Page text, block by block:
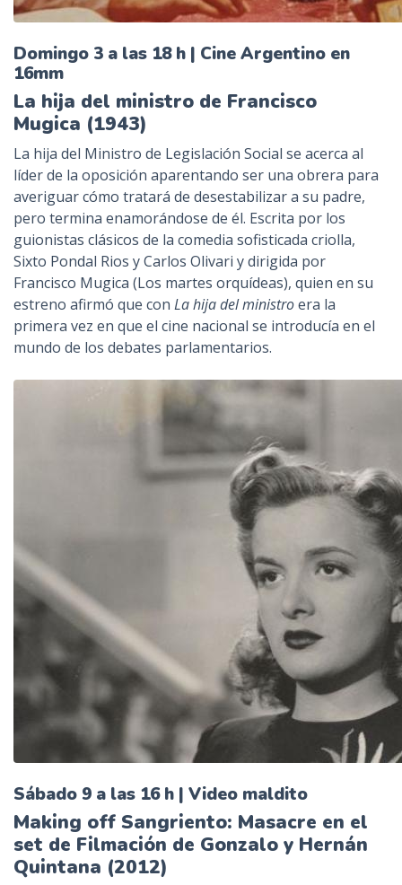
Domingo 3 a las 18 h | Cine Argentino en
16mm
La hija del ministro de Francisco
Mugica (1943)
La hija del Ministro de Legislación Social se acerca al
líder de la oposición aparentando ser una obrera para
averiguar cómo tratará de desestabilizar a su padre,
pero termina enamorándose de él. Escrita por los
guionistas clásicos de la comedia sofisticada criolla,
Sixto Pondal Rios y Carlos Olivari y dirigida por
Francisco Mugica (Los martes orquídeas), quien en su
estreno afirmó que con La hija del ministroera la
primera vez en que el cine nacional se introducía en el
mundo de los debates parlamentarios.
Sábado 9 a las 16 h | Video maldito
Making off Sangriento: Masacre en el
set de Filmación de Gonzalo y Hernán
Quintana (2012)